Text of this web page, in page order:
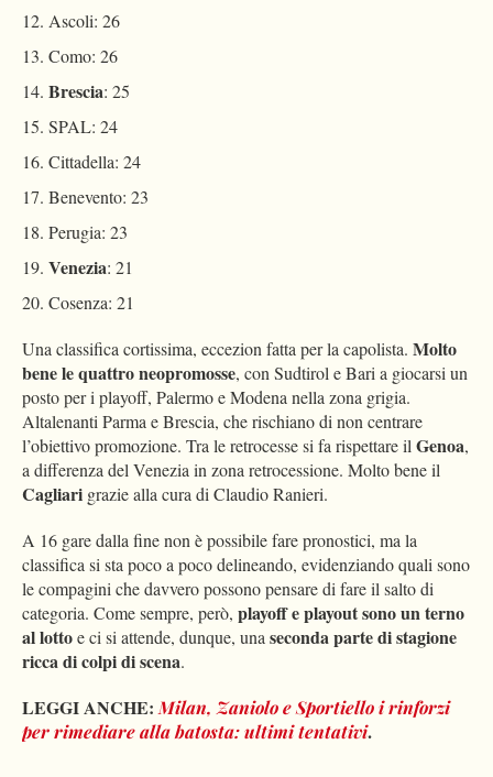
Ascoli: 26
Como: 26
Brescia: 25
SPAL: 24
Cittadella: 24
Benevento: 23
Perugia: 23
Venezia: 21
Cosenza: 21
Una classifica cortissima, eccezion fatta per la capolista. Molto
bene le quattro neopromosse, con Sudtirol e Bari a giocarsi un
posto per i playoff, Palermo e Modena nella zona grigia.
Altalenanti Parma e Brescia, che rischiano di non centrare
l’obiettivo promozione. Tra le retrocesse si fa rispettare ilGenoa,
a differenza del Venezia in zona retrocessione. Molto bene il
Cagliari grazie alla cura di Claudio Ranieri.
A 16 gare dalla fine non è possibile fare pronostici, ma la
classifica si sta poco a poco delineando, evidenziando quali sono
le compagini che davvero possono pensare di fare il salto di
categoria. Come sempre, però, playoff e playout sono un terno
al lottoe ci si attende, dunque, unaseconda parte di stagione
ricca di colpi di scena.
LEGGI ANCHE:Milan, Zaniolo e Sportiello i rinforzi
per rimediare alla batosta: ultimi tentativi.